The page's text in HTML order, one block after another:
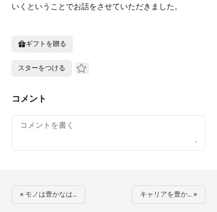
いくということでお話をさせていただきました。
ギフトを贈る
スターをつける
コメント
Your comment
« モノは豊かなは… キャリアを豊か… »